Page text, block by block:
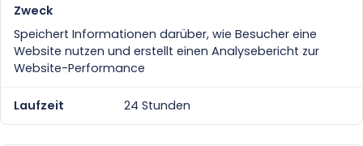
Speichert Informationen darüber, wie Besucher eine
Website nutzen und erstellt einen Analysebericht zur
Website-Performance
24 Stunden